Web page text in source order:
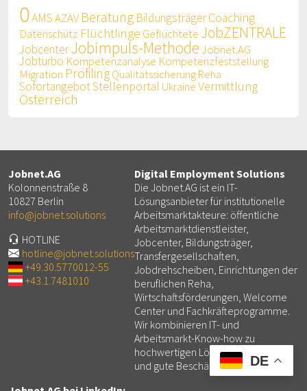
0AMSAZAV Beratung BildungsträgerCoaching
Datenschutz Flüchtlinge Geflüchtete JobZENTRALE
JobcenterJobimpuls-MethodeJobnet.AG
Jobturbo Kompetenzanalyse Kompetenzfeststellung
Migration ProfilingQualitätssicherungReha
SofortangebotStellenportal UkraineVermittlung
Österreich
Jobnet.AG
Kolonnenstraße 8
10827 Berlin
info@jobnet.solutions
HOTLINE
hotline@jobnet.solutions
+49.30.5770012-55
+43.1.7481010
Digital Employment Solutions
Die Jobnet.AG ist ein IT-
Lösungsanbieter für institutionelle
Arbeitsmarktakteure: öffentliche
Arbeitsmarktdienstleister,
Jobcenter, Bildungsträger,
Transfergesellschaften,
Jobdrehscheiben, Einrichtungen der
beruflichen Reha,
Wirtschaftsförderungen, Welcome
Center und Fachkräfteprogramme.
Wir kombinieren IT- und
Arbeitsmarkt-Know-how zu
hochwertigen Lösungen für mehr
und gute Beschäftigung.
DE